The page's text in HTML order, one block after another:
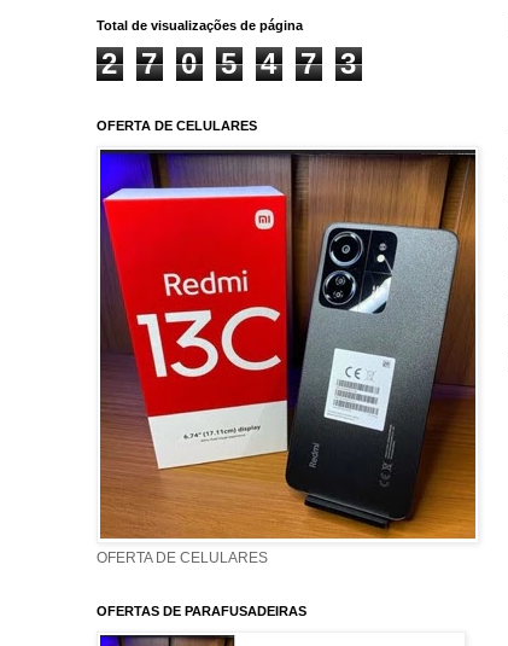
Total de visualizações de página
2 7 0 5 4 7 3
OFERTA DE CELULARES
OFERTA DE CELULARES
OFERTAS DE PARAFUSADEIRAS